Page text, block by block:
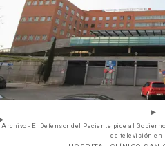
Archivo - El Defensor del Paciente pide al
de televisión en